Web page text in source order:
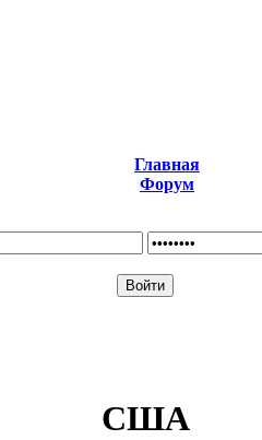
Главная
Форум
США